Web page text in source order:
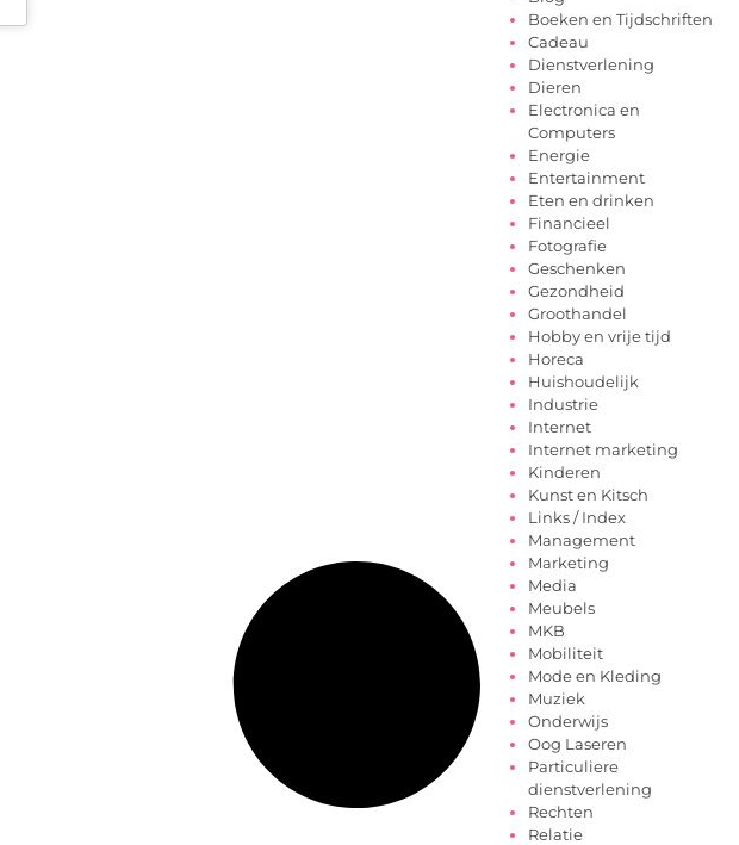
Boeken en Tijdschriften
Cadeau
Dienstverlening
Dieren
Electronica en
Computers
Energie
Entertainment
Eten en drinken
Financieel
Fotografie
Geschenken
Gezondheid
Groothandel
Hobby en vrije tijd
Horeca
Huishoudelijk
Industrie
Internet
Internet marketing
Kinderen
Kunst en Kitsch
Links / Index
Management
Marketing
Media
Meubels
MKB
Mobiliteit
Mode en Kleding
Muziek
Onderwijs
Oog Laseren
Particuliere
dienstverlening
Rechten
Relatie